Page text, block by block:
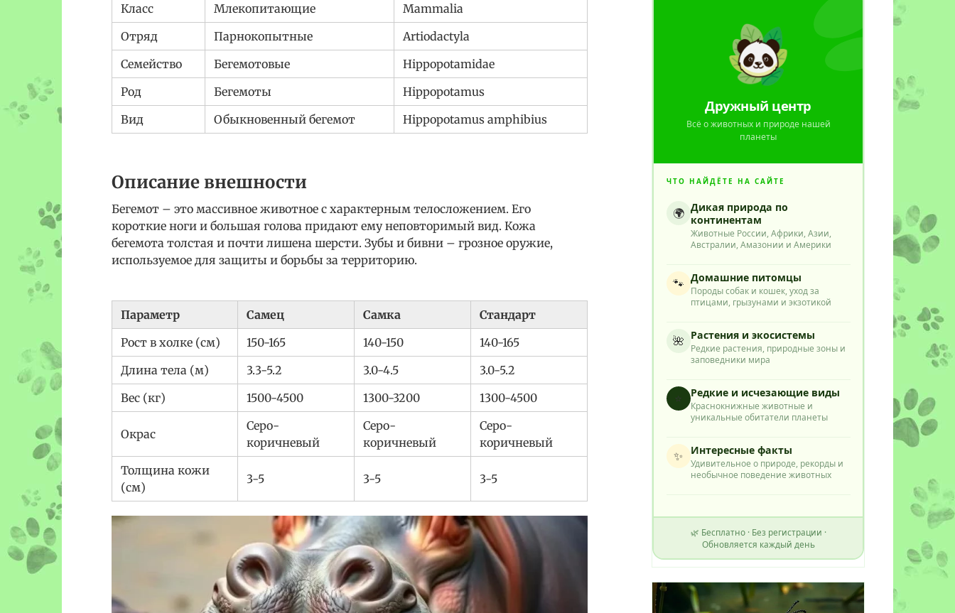
Класс
Млекопитающие
Mammalia
Отряд
Парнокопытные
Artiodactyla
Семейство
Бегемотовые
Hippopotamidae
Род
Бегемоты
Hippopotamus
Вид
Обыкновенный бегемот Hippopotamus amphibius
Описание внешности
Бегемот – это массивное животное с характерным телосложением. Его
короткие ноги и большая голова придают ему неповторимый вид. Кожа
бегемота толстая и почти лишена шерсти. Зубы и бивни – грозное оружие,
используемое для защиты и борьбы за территорию.
Параметр Самец Самка
Стандарт
Рост в холке (см)
150-165 140-150
140-165
Длина тела (м)
3.3-5.2 3.0-4.5
3.0-5.2
Вес (кг)
1500-4500 1300-3200 1300-4500
Окрас
Серо-
коричневый
Серо-
коричневый
Серо-
коричневый
Толщина кожи
(см)
3-5 3-5 3-5
Дружный центр
Всё о животных и природе нашей
планеты
ЧТО НАЙДЁТЕ НА САЙТЕ
🌍 Дикая природа по
континентам
Животные России, Африки, Азии,
Австралии, Амазонии и Америки
🐾 Домашние питомцы
Породы собак и кошек, уход за
птицами, грызунами и экзотикой
🌺 Растения и экосистемы
Редкие растения, природные зоны и
заповедники мира
⭐ Редкие и исчезающие виды
Краснокнижные животные и
уникальные обитатели планеты
✨ Интересные факты
Удивительное о природе, рекорды и
необычное поведение животных
🌿 Бесплатно · Без регистрации ·
Обновляется каждый день